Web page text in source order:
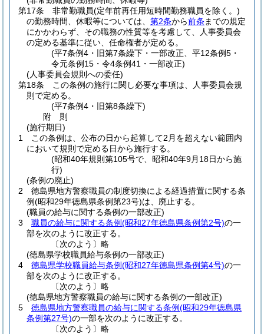
第17条
非常勤職員(定年前再任用短時間勤務職員を除く。)
の勤務時間、休暇等については、 第2条から前条 までの規定
にかかわらず、その職務の性質等を考慮して、人事委員会
の定める基準に従い、任命権者が定める。
(平7条例4・旧第7条繰下・一部改正、平12条例5・
令元条例15・令4条例41・一部改正)
(人事委員会規則への委任)
第18条
この条例の施行に関し必要な事項は、人事委員会規
則で定める。
(平7条例4・旧第8条繰下)
附 則
(施行期日)
1
この条例は、公布の日から起算して2月を超えない範囲内
において規則で定める日から施行する。
(昭和40年規則第105号で、昭和40年9月18日から施
行)
(条例の廃止)
2
徳島県地方警察職員の制度切換による経過措置に関する条
例(昭和29年徳島県条例第23号)は、廃止する。
(職員の給与に関する条例の一部改正)
3
職員の給与に関する条例(昭和27年徳島県条例第2号)の一
部を次のように改正する。
〔次のよう〕略
(徳島県学校職員給与条例の一部改正)
4
徳島県学校職員給与条例(昭和27年徳島県条例第4号)の一
部を次のように改正する。
〔次のよう〕略
(徳島県地方警察職員の給与に関する条例の一部改正)
5
徳島県地方警察職員の給与に関する条例(昭和29年徳島県
条例第27号)の一部を次のように改正する。
〔次のよう〕略